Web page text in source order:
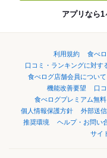
アプリなら1
利用規約 食べ
口コミ・ランキングに対す
食べログ店舗会員について
機能改善要望
口
食べログプレミアム無
個人情報保護方針
外部送
推奨環境
ヘルプ・お問い
サイ